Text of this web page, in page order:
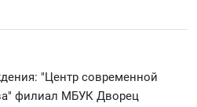
"Центр современной
филиал МБУК Дворец